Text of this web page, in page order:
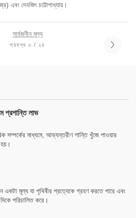
এবং দেবজিৎ চট্টোপাধ্যায়।
সার্বজনীন মূল্য
প্রবন্ধ ৩ / ২৪
প্রশান্তি লাভ
সম্পর্কের মাধ্যমে, আভ্যন্তরীণ শান্তি খুঁজে পাওয়ার
একটা মূল্য যা পৃথিবীর প্রত্যেকে গ্রহণ করতে পারে এবং
পরিচালিত করে।